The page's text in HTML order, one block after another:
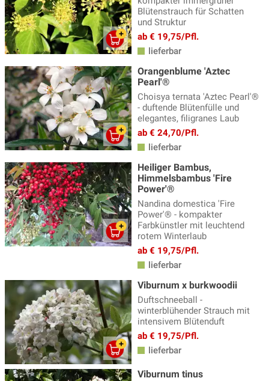
Blütenstrauch für Schatten
und Struktur
ab € 19,75/Pfl.
lieferbar
Orangenblume 'Aztec
Pearl'®
Choisya ternata 'Aztec Pearl'®
- duftende Blütenfülle und
elegantes, filigranes Laub
ab € 24,70/Pfl.
lieferbar
Heiliger Bambus,
Himmelsbambus 'Fire
Power'®
Nandina domestica 'Fire
Power'® - kompakter
Farbkünstler mit leuchtend
rotem Winterlaub
ab € 19,75/Pfl.
lieferbar
Viburnum x burkwoodii
Duftschneeball -
winterblühender Strauch mit
intensivem Blütenduft
ab € 19,75/Pfl.
lieferbar
Viburnum tinus